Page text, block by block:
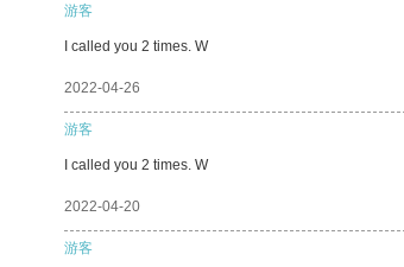
游客
I called you 2 times. W
2022-04-26
游客
I called you 2 times. W
2022-04-20
游客